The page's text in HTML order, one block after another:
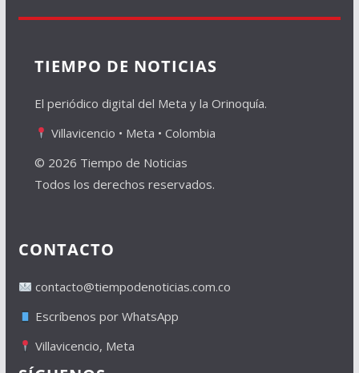
TIEMPO DE NOTICIAS
El periódico digital del Meta y la Orinoquía.
Villavicencio • Meta • Colombia
© 2026 Tiempo de Noticias
Todos los derechos reservados.
CONTACTO
contacto@tiempodenoticias.com.co
Escríbenos por WhatsApp
Villavicencio, Meta